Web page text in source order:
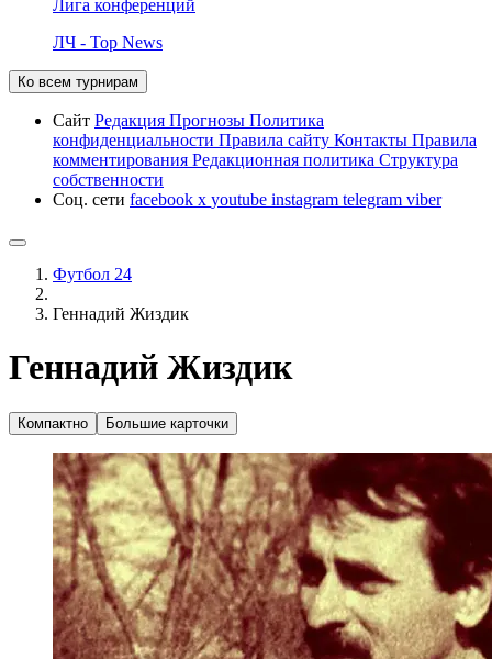
Лига конференций
ЛЧ - Top News
Ко всем турнирам
Сайт Редакция Прогнозы Политика
конфиденциальности Правила сайту Контакты Правила
комментирования Редакционная политика Структура
собственности
Соц. сети facebook x youtube instagram telegram viber
Футбол 24
Геннадий Жиздик
Геннадий Жиздик
Компактно Большие карточки